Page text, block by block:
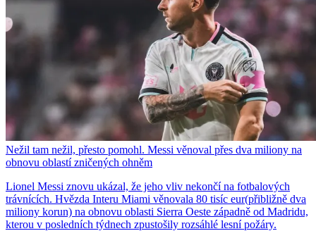
Nežil tam nežil, přesto pomohl. Messi věnoval přes dva miliony na
obnovu oblastí zničených ohněm
Lionel Messi znovu ukázal, že jeho vliv nekončí na fotbalových
trávnících. Hvězda Interu Miami věnovala 80 tisíc eur(přibližně dva
miliony korun) na obnovu oblasti Sierra Oeste západně od Madridu,
kterou v posledních týdnech zpustošily rozsáhlé lesní požáry.